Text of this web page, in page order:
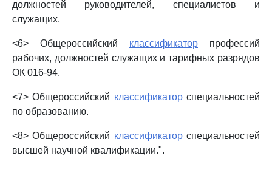
должностей руководителей, специалистов и
служащих.
<6> Общероссийский классификатор профессий
рабочих, должностей служащих и тарифных разрядов
ОК 016-94.
<7> Общероссийский классификаторспециальностей
по образованию.
<8> Общероссийский классификаторспециальностей
высшей научной квалификации.".